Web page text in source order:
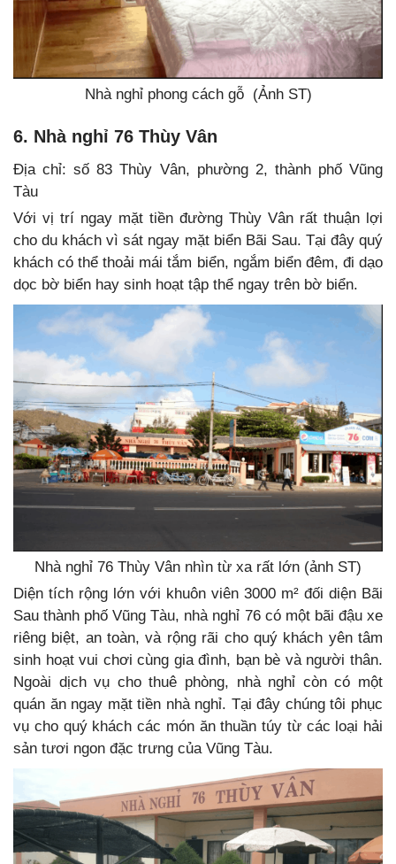
Nhà nghỉ phong cách gỗ (Ảnh ST)
6. Nhà nghỉ 76 Thùy Vân
Địa chỉ: số 83 Thùy Vân, phường 2, thành phố Vũng
Tàu
Với vị trí ngay mặt tiền đường Thùy Vân rất thuận lợi
cho du khách vì sát ngay mặt biển Bãi Sau. Tại đây quý
khách có thể thoải mái tắm biển, ngắm biển đêm, đi dạo
dọc bờ biển hay sinh hoạt tập thể ngay trên bờ biển.
Nhà nghỉ 76 Thùy Vân nhìn từ xa rất lớn (ảnh ST)
Diện tích rộng lớn với khuôn viên 3000 m² đối diện Bãi
Sau thành phố Vũng Tàu, nhà nghỉ 76 có một bãi đậu xe
riêng biệt, an toàn, và rộng rãi cho quý khách yên tâm
sinh hoạt vui chơi cùng gia đình, bạn bè và người thân.
Ngoài dịch vụ cho thuê phòng, nhà nghỉ còn có một
quán ăn ngay mặt tiền nhà nghỉ. Tại đây chúng tôi phục
vụ cho quý khách các món ăn thuần túy từ các loại hải
sản tươi ngon đặc trưng của Vũng Tàu.